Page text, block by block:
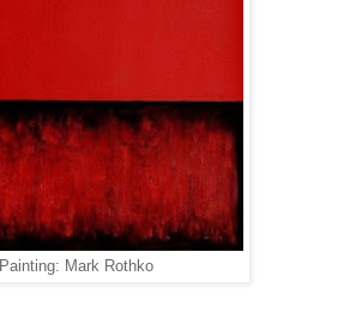
Painting: Mark Rothko